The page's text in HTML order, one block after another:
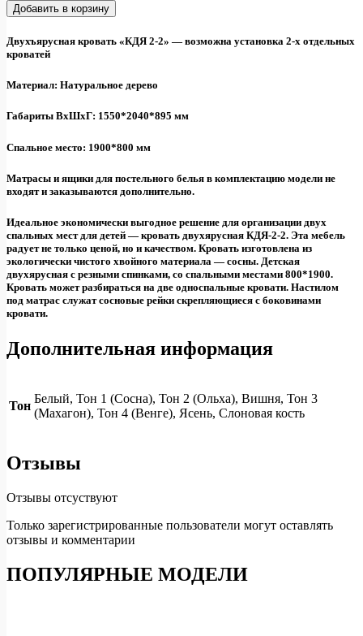
Добавить в корзину
Двухъярусная кровать «КДЯ 2-2» — возможна установка 2-х отдельных
кроватей
Материал: Натуральное дерево
Габариты ВхШхГ: 1550*2040*895 мм
Спальное место: 1900*800 мм
Матрасы и ящики для постельного белья в комплектацию модели не
входят и заказываются дополнительно.
Идеальное экономически выгодное решение для организации двух
спальных мест для детей — кровать двухярусная КДЯ-2-2. Эта мебель
радует не только ценой, но и качеством. Кровать изготовлена из
экологически чистого хвойного материала — сосны. Детская
двухярусная с резными спинками, со спальными местами 800*1900.
Кровать может разбираться на две односпальные кровати. Настилом
под матрас служат сосновые рейки скрепляющиеся с боковинами
кровати.
Дополнительная информация
Тон
Белый, Тон 1 (Сосна), Тон 2 (Ольха), Вишня, Тон 3
(Махагон), Тон 4 (Венге), Ясень, Слоновая кость
Отзывы
Отзывы отсуствуют
Только зарегистрированные пользователи могут оставлять
отзывы и комментарии
ПОПУЛЯРНЫЕ МОДЕЛИ